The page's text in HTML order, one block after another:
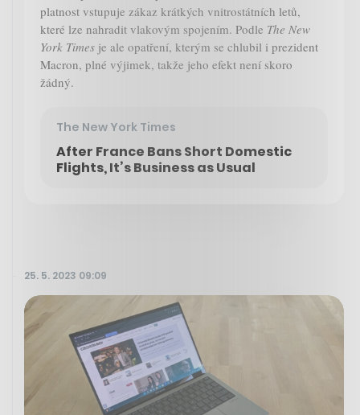
platnost vstupuje zákaz krátkých vnitrostátních letů,
které lze nahradit vlakovým spojením. Podle The New
York Times je ale opatření, kterým se chlubil i prezident
Macron, plné výjimek, takže jeho efekt není skoro
žádný.
The New York Times
After France Bans Short Domestic
Flights, It’s Business as Usual
25. 5. 2023 09:09